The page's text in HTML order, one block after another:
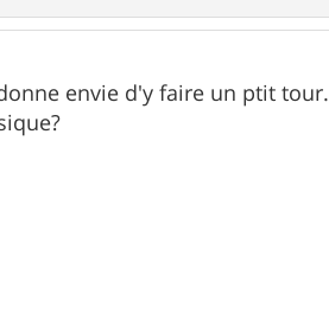
envie d'y faire un ptit tour.